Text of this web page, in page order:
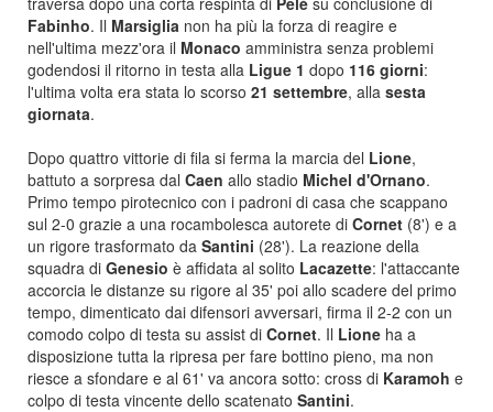
Fabinho. Il Marsiglia non ha più la forza di reagire e
nell'ultima mezz'ora il Monaco amministra senza problemi
godendosi il ritorno in testa alla Ligue 1 dopo 116 giorni:
l'ultima volta era stata lo scorso 21 settembre, alla sesta
giornata.
Dopo quattro vittorie di fila si ferma la marcia del Lione,
battuto a sorpresa dal Caen allo stadio Michel d'Ornano.
Primo tempo pirotecnico con i padroni di casa che scappano
sul 2-0 grazie a una rocambolesca autorete di Cornet (8') e a
un rigore trasformato da Santini (28'). La reazione della
squadra di Genesio è affidata al solito Lacazette: l'attaccante
accorcia le distanze su rigore al 35' poi allo scadere del primo
tempo, dimenticato dai difensori avversari, firma il 2-2 con un
comodo colpo di testa su assist di Cornet. Il Lione ha a
disposizione tutta la ripresa per fare bottino pieno, ma non
riesce a sfondare e al 61' va ancora sotto: cross di Karamoh e
colpo di testa vincente dello scatenato Santini.